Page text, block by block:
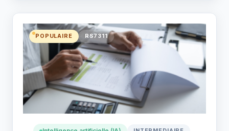
POPULAIRE RS7311